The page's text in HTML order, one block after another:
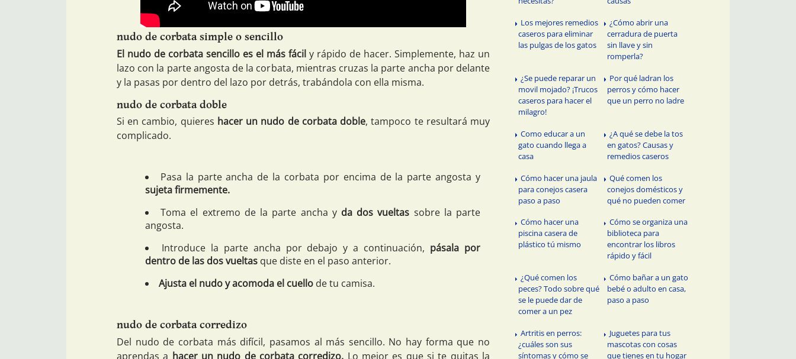
nudo de corbata simple o sencillo
El nudo de corbata sencillo es el más fácil y rápido de hacer. Simplemente, haz un
lazo con la parte angosta de la corbata, mientras cruzas la parte ancha por delante
y la pasas por dentro del lazo por detrás, trabándola con ella misma.
nudo de corbata doble
Si en cambio, quieres hacer un nudo de corbata doble, tampoco te resultará muy
complicado.
Pasa la parte ancha de la corbata por encima de la parte angosta y
sujeta firmemente.
Toma el extremo de la parte ancha y da dos vueltas sobre la parte
angosta.
Introduce la parte ancha por debajo y a continuación, pásala por
dentro de las dos vueltas que diste en el paso anterior.
Ajusta el nudo y acomoda el cuello de tu camisa.
nudo de corbata corredizo
Del nudo de corbata más difícil, pasamos al más sencillo. No hay forma que no
aprendas a hacer un nudo de corbata corredizo. Lo mejor es que si te quitas la
Los mejores remedios
caseros para eliminar
las pulgas de los gatos
¿Cómo abrir una
cerradura de puerta
sin llave y sin
romperla?
¿Se puede reparar un
movil mojado? ¡Trucos
caseros para hacer el
milagro!
Por qué ladran los
perros y cómo hacer
que un perro no ladre
Como educar a un
gato cuando llega a
casa
¿A qué se debe la tos
en gatos? Causas y
remedios caseros
Cómo hacer una jaula
para conejos casera
paso a paso
Qué comen los
conejos domésticos y
qué no pueden comer
Cómo hacer una
piscina casera de
plástico tú mismo
Cómo se organiza una
biblioteca para
encontrar los libros
rápido y fácil
¿Qué comen los
peces? Todo sobre qué
se le puede dar de
comer a un pez
Cómo bañar a un gato
bebé o adulto en casa,
paso a paso
Artritis en perros:
¿cuáles son sus
síntomas y cómo se
Juguetes para tus
mascotas con cosas
que tienes en tu hogar